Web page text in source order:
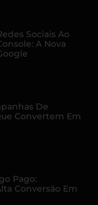
Sociais Ao
A Nova
De
Convertem Em
Pago:
Conversão Em